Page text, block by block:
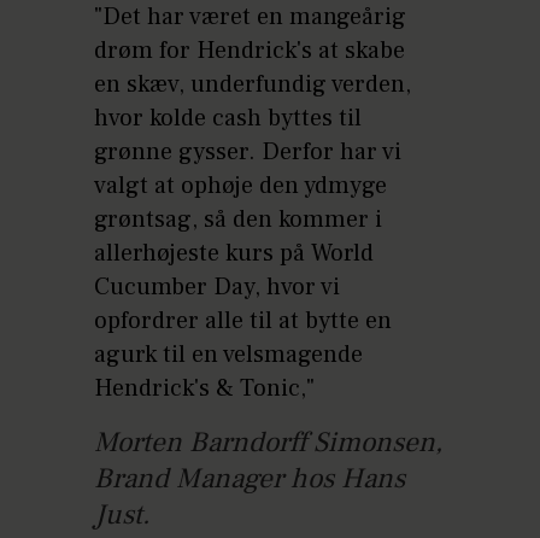
"Det har været en mangeårig
drøm for Hendrick's at skabe
en skæv, underfundig verden,
hvor kolde cash byttes til
grønne gysser. Derfor har vi
valgt at ophøje den ydmyge
grøntsag, så den kommer i
allerhøjeste kurs på World
Cucumber Day, hvor vi
opfordrer alle til at bytte en
agurk til en velsmagende
Hendrick's & Tonic,"
Morten Barndorff Simonsen,
Brand Manager hos Hans
Just.